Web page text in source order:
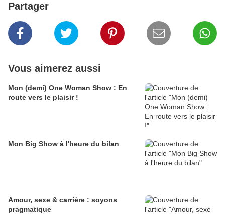
Partager
Vous aimerez aussi
Mon (demi) One Woman Show : En
route vers le plaisir !
Mon Big Show à l'heure du bilan
Amour, sexe & carrière : soyons
pragmatique